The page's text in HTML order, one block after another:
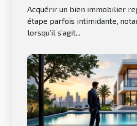
Acquérir un bien immobilier
étape parfois intimidante,
lorsqu’il s’agit...